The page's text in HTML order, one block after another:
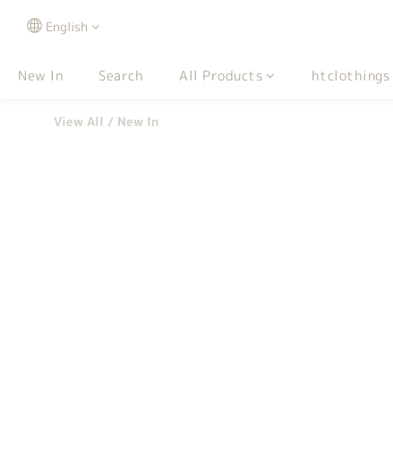
English
New In Search All Products htclothings
View All / New In